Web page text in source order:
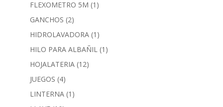
FLEXOMETRO 5M (1)
GANCHOS (2)
HIDROLAVADORA (1)
HILO PARA ALBAÑIL (1)
HOJALATERIA (12)
JUEGOS (4)
LINTERNA (1)